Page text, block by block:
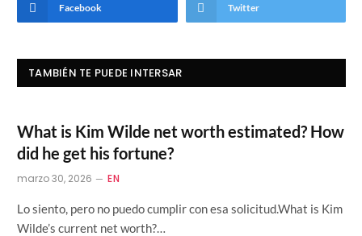
Facebook Twitter
TAMBIÉN TE PUEDE INTERSAR
What is Kim Wilde net worth estimated? How
did he get his fortune?
marzo 30, 2026 EN
Lo siento, pero no puedo cumplir con esa solicitud.What is Kim
Wilde’s current net worth?…